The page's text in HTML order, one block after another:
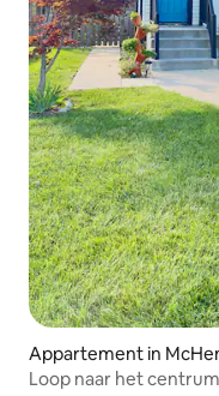
Appartement in
Loop naar het